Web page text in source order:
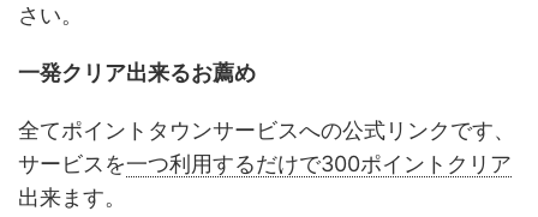
さい。
一発クリア出来るお薦め
全てポイントタウンサービスへの公式リンクです、
サービスを一つ利用するだけで300ポイントクリア
出来ます。